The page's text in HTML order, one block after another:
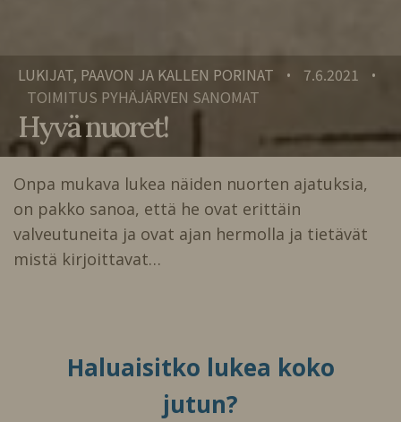
LUKIJAT, PAAVON JA KALLEN PORINAT • 7.6.2021 •
TOIMITUS PYHÄJÄRVEN SANOMAT
Hyvä nuoret!
Onpa mukava lukea näiden nuorten ajatuksia,
on pakko sanoa, että he ovat erittäin
valveutuneita ja ovat ajan hermolla ja tietävät
mistä kirjoittavat…
Haluaisitko lukea koko
jutun?